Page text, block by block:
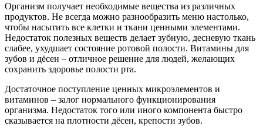
Организм получает необходимые вещества из различных
продуктов. Не всегда можно разнообразить меню настолько,
чтобы насытить все клетки и ткани ценными элементами.
Недостаток полезных веществ делает зубную, десневую ткань
слабее, ухудшает состояние ротовой полости. Витамины для
зубов и дёсен – отличное решение для людей, желающих
сохранить здоровье полости рта.
Достаточное поступление ценных микроэлементов и
витаминов – залог нормального функционирования
организма. Недостаток того или иного компонента быстро
сказывается на плотности дёсен, крепости зубов.